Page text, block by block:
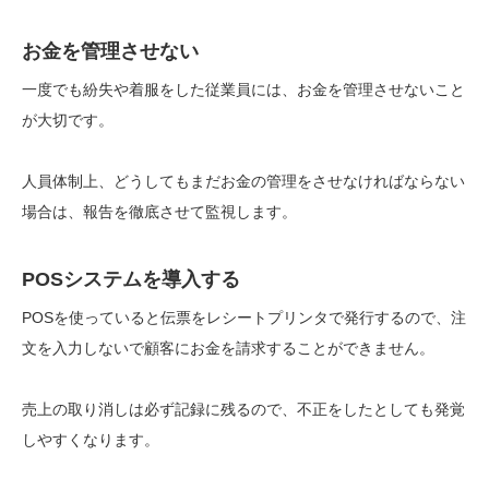
お金を管理させない
一度でも紛失や着服をした従業員には、お金を管理させないこと
が大切です。
人員体制上、どうしてもまだお金の管理をさせなければならない
場合は、報告を徹底させて監視します。
POSシステムを導入する
POSを使っていると伝票をレシートプリンタで発行するので、注
文を入力しないで顧客にお金を請求することができません。
売上の取り消しは必ず記録に残るので、不正をしたとしても発覚
しやすくなります。